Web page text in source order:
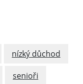
nízký důchod
senioři